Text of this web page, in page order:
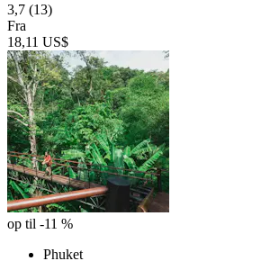
3,7 (13)
Fra
18,11 US$
op til -11 %
Phuket